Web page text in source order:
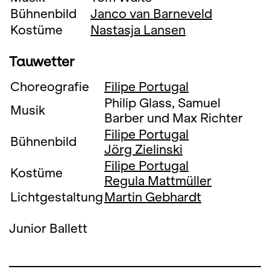
Bühnenbild
Janco van Barneveld
Kostüme
Nastasja Lansen
Tauwetter
Choreografie
Filipe Portugal
Musik
Philip Glass, Samuel
Barber und Max Richter
Bühnenbild
Filipe Portugal
Jörg Zielinski
Kostüme
Filipe Portugal
Regula Mattmüller
LichtgestaltungMartin Gebhardt
Junior Ballett